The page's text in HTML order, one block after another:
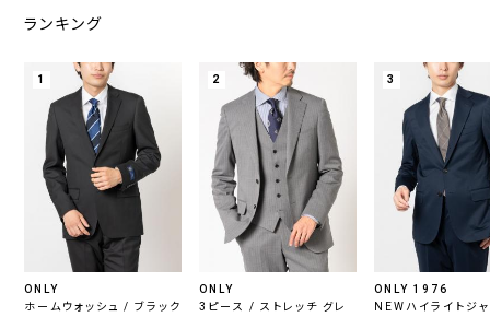
ランキング
1
ONLY
ホームウォッシュ / ブラック
2
ONLY
3ピース / ストレッチ グレ
3
ONLY 1976
NEWハイライトジ